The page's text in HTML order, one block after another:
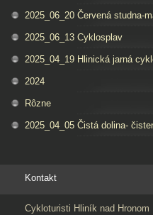
2025_06_20 Červená studna-
2025_06_13 Cyklosplav
2025_04_19 Hlinická jarná
2024
Rôzne
2025_04_05 Čistá dolina-
Kontakt
Cykloturisti Hliník nad Hronom